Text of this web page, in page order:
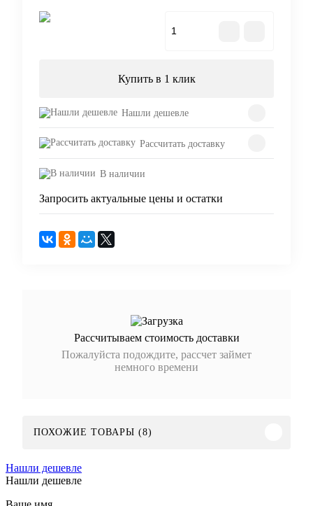
Купить в 1 клик
Нашли дешевле
Рассчитать доставку
В наличии
Запросить актуальные цены и остатки
Рассчитываем стоимость доставки
Пожалуйста подождите, рассчет займет
немного времени
ПОХОЖИЕ ТОВАРЫ (8)
Нашли дешевле
Нашли дешевле